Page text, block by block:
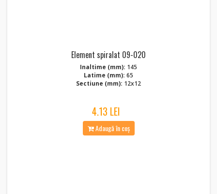
Element spiralat 09-020
Inaltime (mm): 145
Latime (mm): 65
Sectiune (mm): 12x12
4.13 LEI
Adaugă în coș